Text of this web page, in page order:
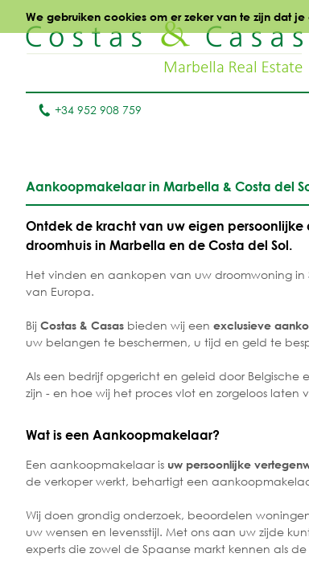
We gebruiken cookies om er zeker van te zijn dat
+34 952 908 759
Aankoopmakelaar in Marbella & Costa del
Ontdek de kracht van uw eigen
droomhuis in Marbella en de Costa del Sol.
Het vinden en aankopen van uw droomwoning
van Europa.
Bij Costas & Casas bieden wij een exclusieve
uw belangen te beschermen, u tijd en geld te
Als een bedrijf opgericht en geleid door Belgische
zijn - en hoe wij het proces vlot en zorgeloos laten
Wat is een Aankoopmakelaar?
Een aankoopmakelaar is uw persoonlijke
de verkoper werkt, behartigt een
Wij doen grondig onderzoek, beoordelen
uw wensen en levensstijl. Met ons aan uw zijde
experts die zowel de Spaanse markt kennen als